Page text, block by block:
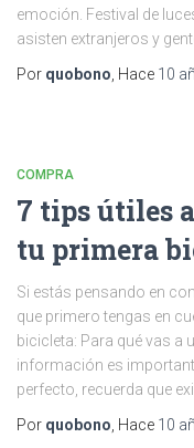
emoción. Festival de
asisten extranjeros y
Por quobono , Hace 10
COMPRA
7 tips útiles
tu primera
Si estás pensando en
que primero tengas en
bicicleta: Para qué vas a
información es
perfecto, recuerda que
Por quobono , Hace 10